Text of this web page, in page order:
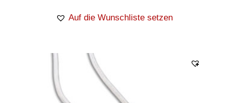
Auf die Wunschliste setzen